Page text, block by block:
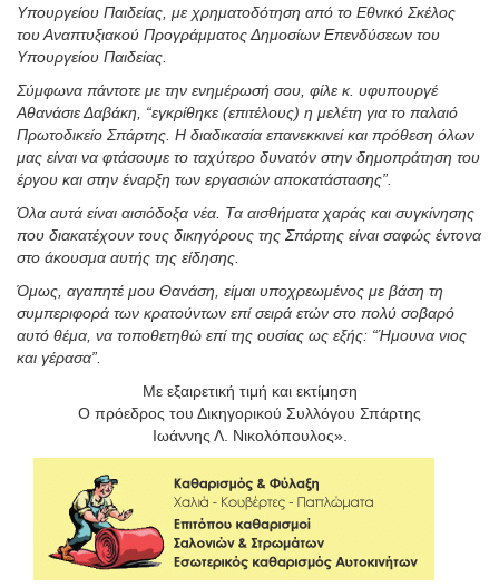
Υπουργείου Παιδείας, με χρηματοδότηση από το Εθνικό Σκέλος
του Αναπτυξιακού Προγράμματος Δημοσίων Επενδύσεων του
Υπουργείου Παιδείας.
Σύμφωνα πάντοτε με την ενημέρωσή σου, φίλε κ. υφυπουργέ
Αθανάσιε Δαβάκη, “εγκρίθηκε (επιτέλους) η μελέτη για το παλαιό
Πρωτοδικείο Σπάρτης. Η διαδικασία επανεκκινεί και πρόθεση όλων
μας είναι να φτάσουμε το ταχύτερο δυνατόν στην δημοπράτηση του
έργου και στην έναρξη των εργασιών αποκατάστασης”.
Όλα αυτά είναι αισιόδοξα νέα. Τα αισθήματα χαράς και συγκίνησης
που διακατέχουν τους δικηγόρους της Σπάρτης είναι σαφώς έντονα
στο άκουσμα αυτής της είδησης.
Όμως, αγαπητέ μου Θανάση, είμαι υποχρεωμένος με βάση τη
συμπεριφορά των κρατούντων επί σειρά ετών στο πολύ σοβαρό
αυτό θέμα, να τοποθετηθώ επί της ουσίας ως εξής: “Ήμουνα νιος
και γέρασα”.
Με εξαιρετική τιμή και εκτίμηση
Ο πρόεδρος του Δικηγορικού Συλλόγου Σπάρτης
Ιωάννης Λ. Νικολόπουλος».